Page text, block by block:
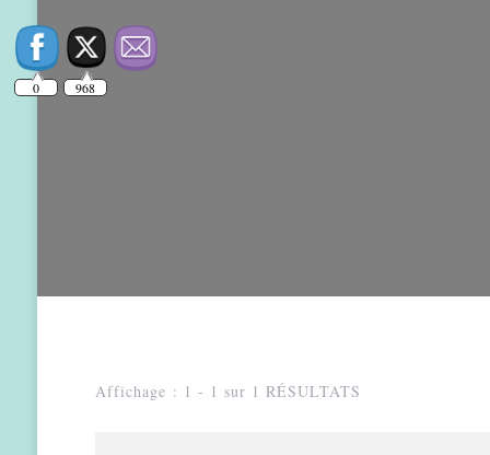
Affichage : 1 - 1 sur 1 RÉSULTATS